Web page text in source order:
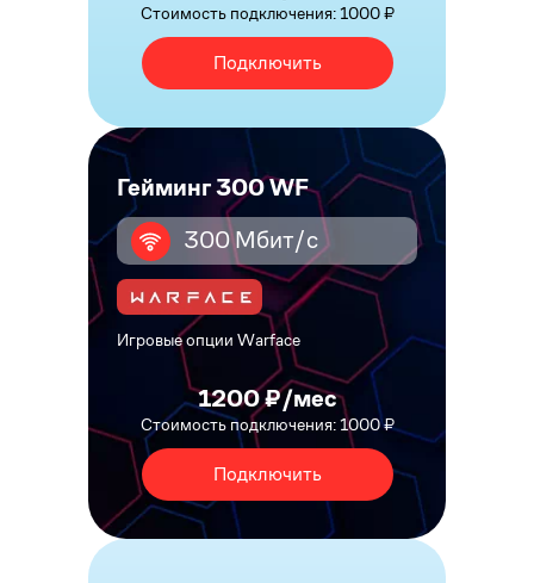
Стоимость подключения: 1000 ₽
Подключить
Гейминг 300 WF
300 Мбит/с
Игровые опции Warface
1200 ₽/мес
Стоимость подключения: 1000 ₽
Подключить